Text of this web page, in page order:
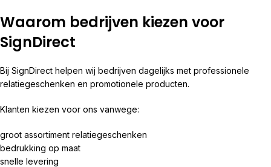
Waarom bedrijven kiezen voor
SignDirect
Bij SignDirect helpen wij bedrijven dagelijks met professionele
relatiegeschenken en promotionele producten.
Klanten kiezen voor ons vanwege:
groot assortiment relatiegeschenken
bedrukking op maat
snelle levering